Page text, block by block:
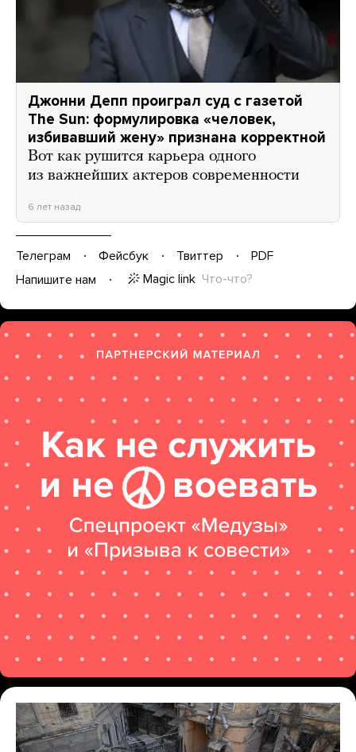
Джонни Депп проиграл суд с газетой
The Sun: формулировка «человек,
избивавший жену» признана корректной
Вот как рушится карьера одного
из важнейших актеров современности
6 лет назад
Телеграм Фейсбук Твиттер
PDF
Напишите нам
Magic link Что-что?